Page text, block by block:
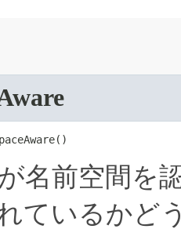
名前空間を
ているかど